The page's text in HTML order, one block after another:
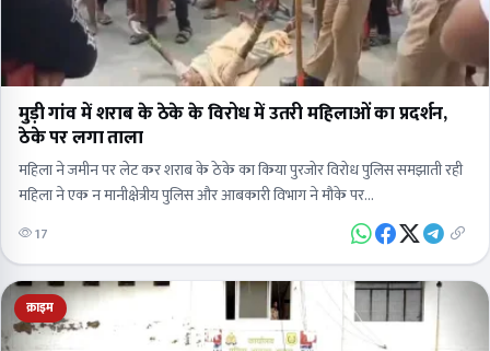
मुड़ी गांव में शराब के ठेके के विरोध में उतरी महिलाओं का प्रदर्शन,
ठेके पर लगा ताला
महिला ने जमीन पर लेट कर शराब के ठेके का किया पुरजोर विरोध पुलिस समझाती रही
महिला ने एक न मानीक्षेत्रीय पुलिस और आबकारी विभाग ने मौके पर…
17
क्राइम